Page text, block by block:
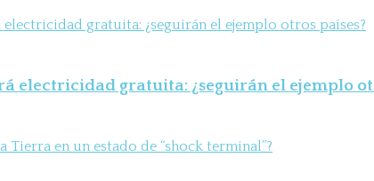
electricidad gratuita: ¿seguirán el ejemplo